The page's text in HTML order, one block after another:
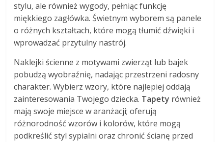
stylu, ale również wygody, pełniąc funkcję
miękkiego zagłówka. Świetnym wyborem są panele
o różnych kształtach, które mogą tłumić dźwięki i
wprowadzać przytulny nastrój.
Naklejki ścienne z motywami zwierząt lub bajek
pobudzą wyobraźnię, nadając przestrzeni radosny
charakter. Wybierz wzory, które najlepiej oddają
zainteresowania Twojego dziecka. Tapety również
mają swoje miejsce w aranżacji; oferują
różnorodność wzorów i kolorów, które mogą
podkreślić styl sypialni oraz chronić ścianę przed